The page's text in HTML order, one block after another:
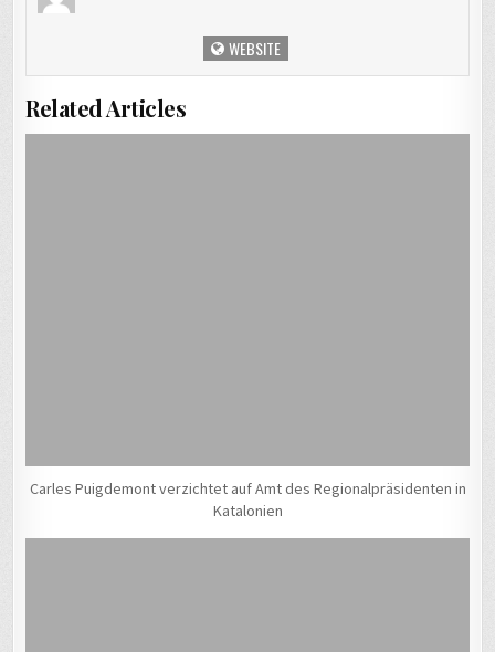
WEBSITE
Related Articles
Carles Puigdemont verzichtet auf Amt des Regionalpräsidenten in
Katalonien